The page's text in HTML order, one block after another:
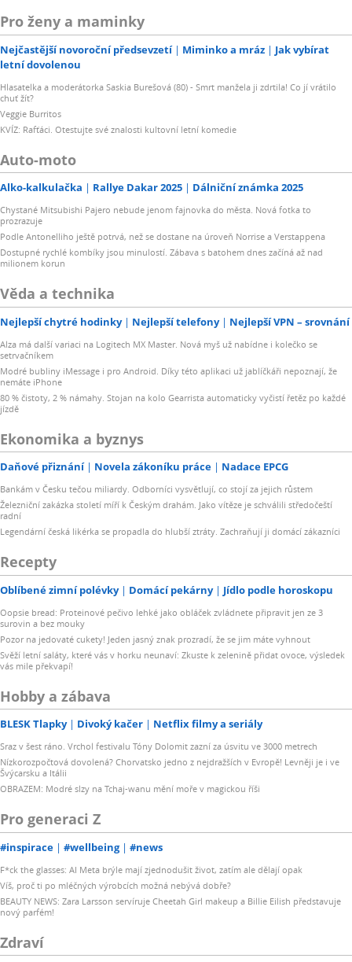
Pro ženy a maminky
Nejčastější novoroční předsevzetí Miminko a mráz
Jak vybírat
letní dovolenou
Hlasatelka a moderátorka Saskia Burešová (80) - Smrt manžela ji zdrtila! Co jí vrátilo
chuť žít?
Veggie Burritos
KVÍZ: Rafťáci. Otestujte své znalosti kultovní letní komedie
Auto-moto
Alko-kalkulačka Rallye Dakar 2025 Dálniční známka 2025
Chystané Mitsubishi Pajero nebude jenom fajnovka do města. Nová fotka to
prozrazuje
Podle Antonelliho ještě potrvá, než se dostane na úroveň Norrise a Verstappena
Dostupné rychlé kombíky jsou minulostí. Zábava s batohem dnes začíná až nad
milionem korun
Věda a technika
Nejlepší chytré hodinky Nejlepší telefony Nejlepší VPN – srovnání
Alza má další variaci na Logitech MX Master. Nová myš už nabídne i kolečko se
setrvačníkem
Modré bubliny iMessage i pro Android. Díky této aplikaci už jablíčkáři nepoznají, že
nemáte iPhone
80 % čistoty, 2 % námahy. Stojan na kolo Gearrista automaticky vyčistí řetěz po každé
jízdě
Ekonomika a byznys
Daňové přiznání Novela zákoníku práce Nadace EPCG
Bankám v Česku tečou miliardy. Odborníci vysvětlují, co stojí za jejich růstem
Železniční zakázka století míří k Českým drahám. Jako vítěze je schválili středočeští
radní
Legendární česká likérka se propadla do hlubší ztráty. Zachraňují ji domácí zákazníci
Recepty
Oblíbené zimní polévky Domácí pekárny Jídlo podle horoskopu
Oopsie bread: Proteinové pečivo lehké jako obláček zvládnete připravit jen ze 3
surovin a bez mouky
Pozor na jedovaté cukety! Jeden jasný znak prozradí, že se jim máte vyhnout
Svěží letní saláty, které vás v horku neunaví: Zkuste k zelenině přidat ovoce, výsledek
vás mile překvapí!
Hobby a zábava
BLESK Tlapky Divoký kačer Netflix filmy a seriály
Sraz v šest ráno. Vrchol festivalu Tóny Dolomit zazní za úsvitu ve 3000 metrech
Nízkorozpočtová dovolená? Chorvatsko jedno z nejdražších v Evropě! Levněji je i ve
Švýcarsku a Itálii
OBRAZEM: Modré slzy na Tchaj-wanu mění moře v magickou říši
Pro generaci Z
#inspirace #wellbeing #news
F*ck the glasses: AI Meta brýle mají zjednodušit život, zatím ale dělají opak
Víš, proč ti po mléčných výrobcích možná nebývá dobře?
BEAUTY NEWS: Zara Larsson servíruje Cheetah Girl makeup a Billie Eilish představuje
nový parfém!
Zdraví